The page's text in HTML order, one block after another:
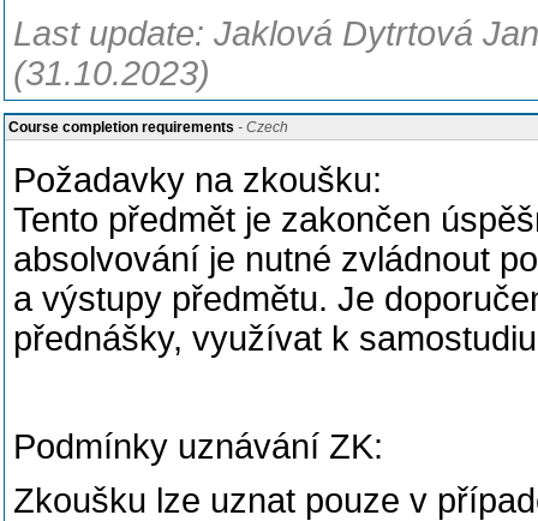
Last update: Jaklová Dytrtová
(31.10.2023)
Course completion requirements - Czech
Požadavky na zkoušku:
Tento předmět je zakončen
absolvování je nutné zvládnout
a výstupy předmětu. Je
přednášky, využívat k
Podmínky uznávání ZK:
Zkoušku lze uznat pouze v